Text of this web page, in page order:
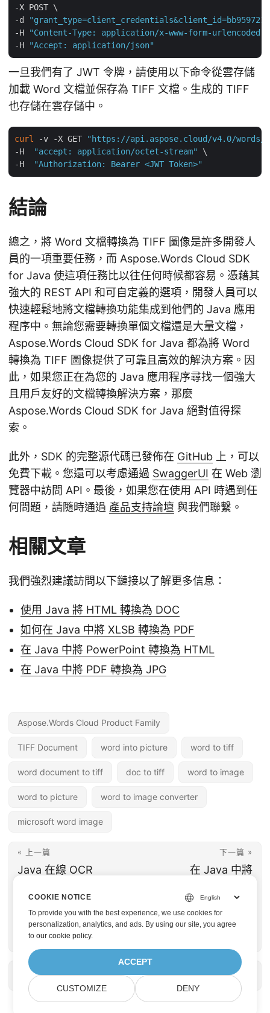
-X POST \
-d
"grant_type=client_credentials&client_id=bb959721-
-H
"Content-Type: application/x-www-form-urlencoded"
-H
"Accept: application/json"
一旦我們有了 JWT 令牌，請使用以下命令從雲存儲
加載 Word 文檔並保存為 TIFF 文檔。生成的 TIFF
也存儲在雲存儲中。
curl -v -X GET
"https://api.aspose.cloud/v4.0/words/
-H
"accept: application/octet-stream"
\
-H
"Authorization: Bearer <JWT Token>"
結論
總之，將 Word 文檔轉換為 TIFF 圖像是許多開發人
員的一項重要任務，而 Aspose.Words Cloud SDK
for Java 使這項任務比以往任何時候都容易。憑藉其
強大的 REST API 和可自定義的選項，開發人員可以
快速輕鬆地將文檔轉換功能集成到他們的 Java 應用
程序中。無論您需要轉換單個文檔還是大量文檔，
Aspose.Words Cloud SDK for Java 都為將 Word
轉換為 TIFF 圖像提供了可靠且高效的解決方案。因
此，如果您正在為您的 Java 應用程序尋找一個強大
且用戶友好的文檔轉換解決方案，那麼
Aspose.Words Cloud SDK for Java 絕對值得探
索。
此外，SDK 的完整源代碼已發佈在 GitHub 上，可以
免費下載。您還可以考慮通過 SwaggerUI 在 Web 瀏
覽器中訪問 API。最後，如果您在使用 API 時遇到任
何問題，請隨時通過 產品支持論壇 與我們聯繫。
相關文章
我們強烈建議訪問以下鏈接以了解更多信息：
使用 Java 將 HTML 轉換為 DOC
如何在 Java 中將 XLSB 轉換為 PDF
在 Java 中將 PowerPoint 轉換為 HTML
在 Java 中將 PDF 轉換為 JPG
Aspose.Words Cloud Product Family
TIFF Document word into picture word to tiff
word document to tiff doc to tiff word to image
word to picture word to image converter
microsoft word image
« 上一篇
Java 在線 OCR
下一篇 »
在 Java 中將
PowerPoint(PPT、
COOKIE NOTICE
To provide you with the best experience, we use cookies for
personalization, analytics, and ads. By using our site, you agree
toour cookie policy.
ACCEPT
CUSTOMIZE DENY